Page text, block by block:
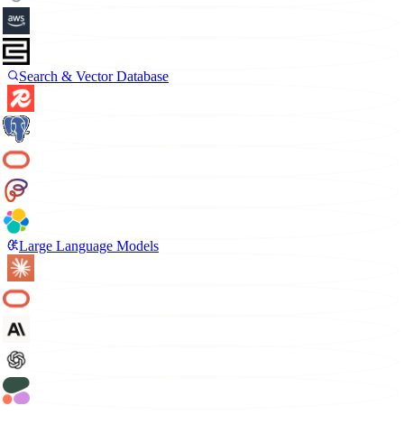
Search & Vector Database
Large Language Models